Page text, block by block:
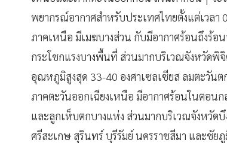
พยากรณ์อากาศสำหรับประเทศไทยตั้งแต่เวลา
ภาคเหนือ มีเมฆบางส่วน กับมีอากาศร้อนถึงร้
กระโชกแรงบางพื้นที่ ส่วนมากบริเวณจังหวัด
อุณหภูมิสูงสุด 33-40 องศาเซลเซียส ลมตะวันต
ภาคตะวันออกเฉียงเหนือ มีอากาศร้อนในตอน
และลูกเห็บตกบางแห่ง ส่วนมากบริเวณจังหวั
ศรีสะเกษ สุรินทร์ บุรีรัมย์ นครราชสีมา และชั